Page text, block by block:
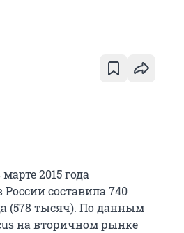
2015 года
составила 740
(578 тысяч). По данным
на вторичном рынке